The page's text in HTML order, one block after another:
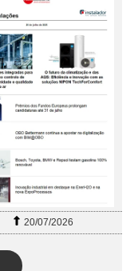
20/07/2026